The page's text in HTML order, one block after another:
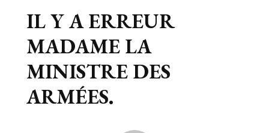
IL Y A ERREUR
MADAME LA
MINISTRE DES
ARMÉES.